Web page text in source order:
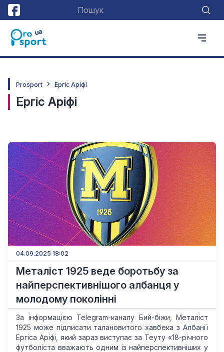
Prosport Ергіс Аріфі
Ергіс Аріфі
04.09.2025 18:02
Металіст 1925 веде боротьбу за
найперспективнішого албанця у
молодому поколінні
За інформацією Telegram-каналу Бий-біжи, Металіст
1925 може підписати талановитого хавбека з Албанії
Ергіса Аріфі, який зараз виступає за Теуту «18-річного
футболіста вважають одним із найперспективніших у